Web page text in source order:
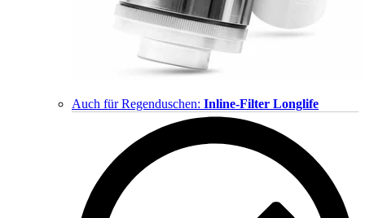
Auch für Regenduschen: Inline-Filter Longlife